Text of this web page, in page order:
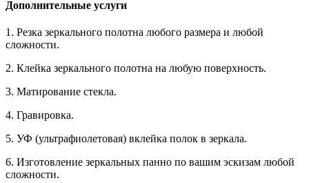
Дополнительные услуги
1. Резка зеркального полотна любого размера и любой
сложности.
2. Клейка зеркального полотна на любую поверхность.
3. Матирование стекла.
4. Гравировка.
5. УФ (ультрафиолетовая) вклейка полок в зеркала.
6. Изготовление зеркальных панно по вашим эскизам любой
сложности.